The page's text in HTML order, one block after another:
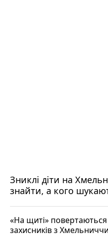
Зниклі діти на
знайти, а кого
«На щиті»
захисників з